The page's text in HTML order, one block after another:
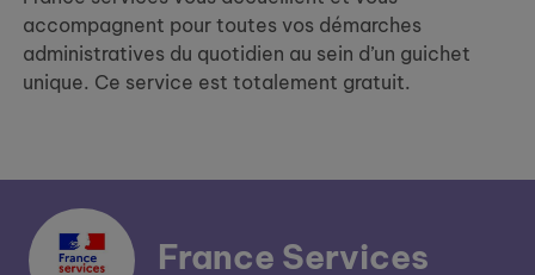
accompagnent pour toutes vos démarches
administratives du quotidien au sein d’un guichet
unique. Ce service est totalement gratuit.
France Services